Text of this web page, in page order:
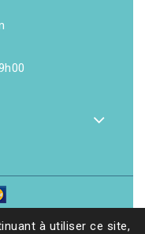
à utiliser ce site,
réalisé par Ethicweb